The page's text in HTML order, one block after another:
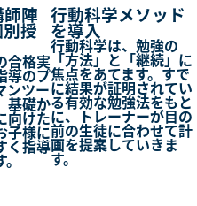
陣
授
合格実
導のプ
ンツー
基礎か
向けた
子様に
く指導
。
行動科学メソッド
を導入
行動科学は、勉強の
「方法」と「継続」に
焦点をあてます。すで
に結果が証明されてい
る有効な勉強法をもと
に、トレーナーが目の
前の生徒に合わせて計
画を提案していきま
す。